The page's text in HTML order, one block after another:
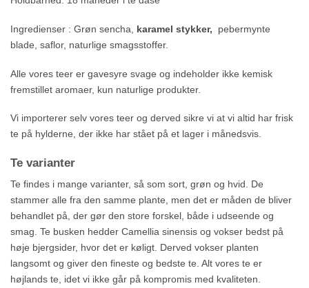
Ingredienser : Grøn sencha, karamel stykker, pebermynte
blade, saflor, naturlige smagsstoffer.
Alle vores teer er gavesyre svage og indeholder ikke kemisk
fremstillet aromaer, kun naturlige produkter.
Vi importerer selv vores teer og derved sikre vi at vi altid har frisk
te på hylderne, der ikke har stået på et lager i månedsvis.
Te varianter
Te findes i mange varianter, så som sort, grøn og hvid. De
stammer alle fra den samme plante, men det er måden de bliver
behandlet på, der gør den store forskel, både i udseende og
smag. Te busken hedder Camellia sinensis og vokser bedst på
høje bjergsider, hvor det er køligt. Derved vokser planten
langsomt og giver den fineste og bedste te. Alt vores te er
højlands te, idet vi ikke går på kompromis med kvaliteten.